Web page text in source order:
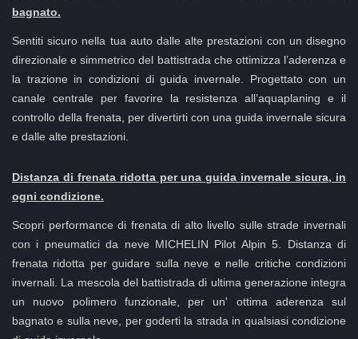
bagnato.
Sentiti sicuro nella tua auto dalle alte prestazioni con un disegno
direzionale e simmetrico del battistrada che ottimizza l’aderenza e
la trazione in condizioni di guida invernale. Progettato con un
canale centrale per favorire la resistenza all’aquaplaning e il
controllo della frenata, per divertirti con una guida invernale sicura
e dalle alte prestazioni.
Distanza di frenata ridotta per una guida invernale sicura, in
ogni condizione.
Scopri performance di frenata di alto livello sulle strade invernali
con i pneumatici da neve MICHELIN Pilot Alpin 5. Distanza di
frenata ridotta per guidare sulla neve e nelle critiche condizioni
invernali. La mescola del battistrada di ultima generazione integra
un nuovo polimero funzionale, per un' ottima aderenza sul
bagnato e sulla neve, per goderti la strada in qualsiasi condizione